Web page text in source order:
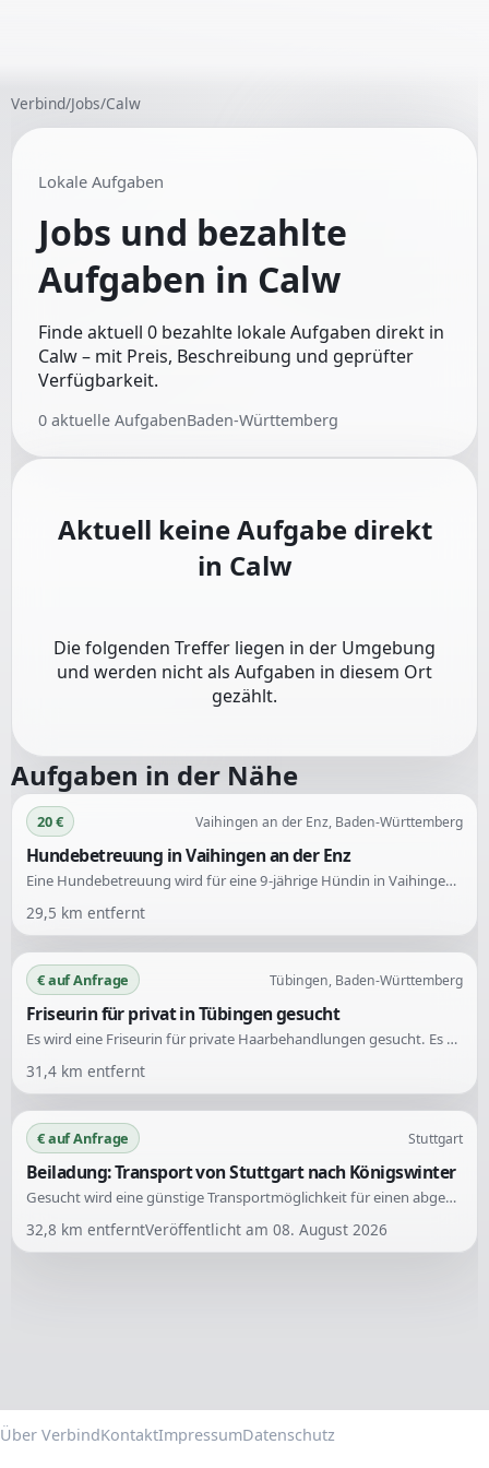
Verbind/Jobs/Calw
Lokale Aufgaben
Jobs und bezahlte
Aufgaben in Calw
Finde aktuell 0 bezahlte lokale Aufgaben direkt in
Calw – mit Preis, Beschreibung und geprüfter
Verfügbarkeit.
0 aktuelle AufgabenBaden-Württemberg
Aktuell keine Aufgabe direkt
in Calw
Die folgenden Treffer liegen in der Umgebung
und werden nicht als Aufgaben in diesem Ort
gezählt.
Aufgaben in der Nähe
20 € Vaihingen an der Enz, Baden-Württemberg
Hundebetreuung in Vaihingen an der Enz
Eine Hundebetreuung wird für eine 9-jährige Hündin in Vaihingen an der Enz gesucht. Gesucht werden vor allem ältere Menschen, die gelegentlich die Betreuung übernehmen können, beispielsweise bei Ausfällen aufgrund von Krankheit oder Urlaub.
29,5 km entfernt
€ auf Anfrage Tübingen, Baden-Württemberg
Friseurin für privat in Tübingen gesucht
Es wird eine Friseurin für private Haarbehandlungen gesucht. Es sind Leistungen wie Haarschnitt und Styling für Langhaare erforderlich.
31,4 km entfernt
€ auf Anfrage Stuttgart
Beiladung: Transport von Stuttgart nach Königswinter
Gesucht wird eine günstige Transportmöglichkeit für einen abgebauten Kleiderschrank. Die Abholung erfolgt in Stuttgart-Plieningen und das Ziel ist in Königswinter.
32,8 km entferntVeröffentlicht am 08. August 2026
Über VerbindKontaktImpressumDatenschutz